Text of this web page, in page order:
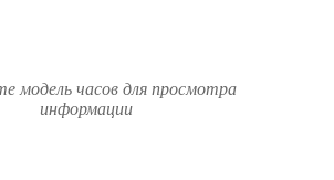
модель часов для просмотра
информации